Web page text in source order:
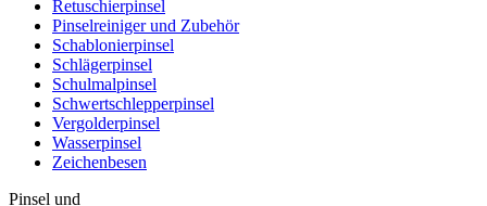
Retuschierpinsel
Pinselreiniger und Zubehör
Schablonierpinsel
Schlägerpinsel
Schulmalpinsel
Schwertschlepperpinsel
Vergolderpinsel
Wasserpinsel
Zeichenbesen
Pinsel und